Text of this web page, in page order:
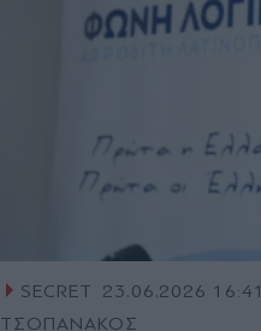
SECRET
23.06.2026 16:41
ΤΣΟΠΑΝΑΚΟΣ